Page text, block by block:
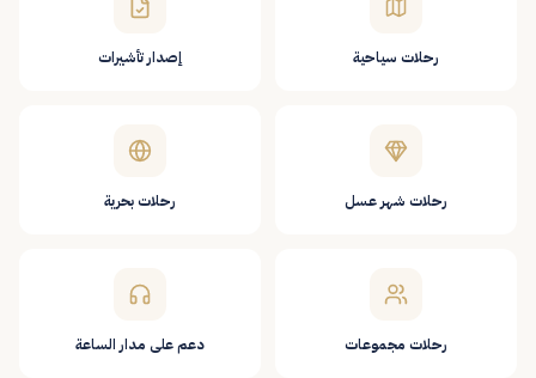
رحلات سياحية إصدار تأشيرات
رحلات شهر عسل رحلات بحرية
رحلات مجموعات دعم على مدار الساعة